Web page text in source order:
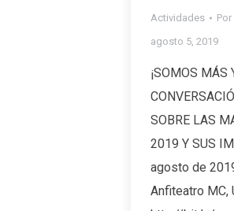
Actividades Por
agosto 5, 2019
¡SOMOS MÁS
SOBRE LAS
2019 Y SUS
agosto de
Anfiteatro MC,